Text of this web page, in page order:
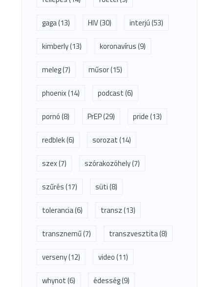
gaga(13) HIV(30) interjú(53)
kimberly(13) koronavírus(9)
meleg(7) műsor(15)
phoenix(14) podcast(6)
pornó(8) PrEP(29) pride(13)
redblek(6) sorozat(14)
szex(7) szórakozóhely(7)
szűrés(17) süti(8)
tolerancia(6) transz(13)
transznemű(7) transzvesztita(8)
verseny(12) video(11)
whynot(6) édesség(9)